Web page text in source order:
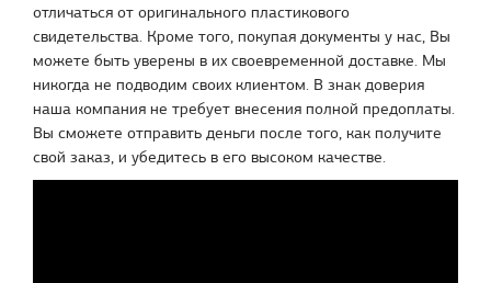
отличаться от оригинального пластикового
свидетельства. Кроме того, покупая документы у нас, Вы
можете быть уверены в их своевременной доставке. Мы
никогда не подводим своих клиентом. В знак доверия
наша компания не требует внесения полной предоплаты.
Вы сможете отправить деньги после того, как получите
свой заказ, и убедитесь в его высоком качестве.